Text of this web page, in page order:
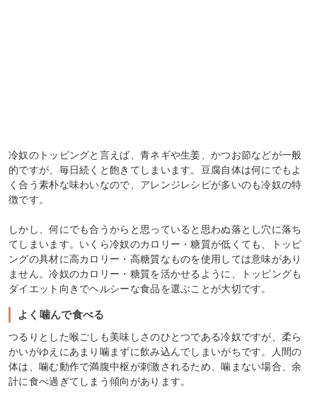
冷奴のトッピングと言えば、青ネギや生姜、かつお節などが一般
的ですが、毎日続くと飽きてしまいます。豆腐自体は何にでもよ
く合う素朴な味わいなので、アレンジレシピが多いのも冷奴の特
徴です。
しかし、何にでも合うからと思っていると思わぬ落とし穴に落ち
てしまいます。いくら冷奴のカロリー・糖質が低くても、トッピ
ングの具材に高カロリー・高糖質なものを使用しては意味があり
ません。冷奴のカロリー・糖質を活かせるように、トッピングも
ダイエット向きでヘルシーな食品を選ぶことが大切です。
よく噛んで食べる
つるりとした喉ごしも美味しさのひとつである冷奴ですが、柔ら
かいがゆえにあまり噛まずに飲み込んでしまいがちです。人間の
体は、噛む動作で満腹中枢が刺激されるため、噛まない場合、余
計に食べ過ぎてしまう傾向があります。